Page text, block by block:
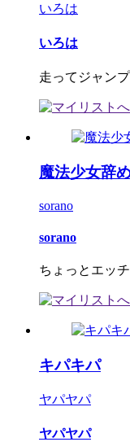
いろは
いろは
走ってジャンプ
魔法少女辞
sorano
sorano
ちょっとエッ
キパキパ
ヤパヤパ
ヤパヤパ